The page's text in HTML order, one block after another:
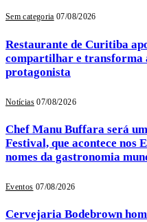
Sem categoria 07/08/2026
Restaurante de Curitiba
compartilhar e transforma
protagonista
Notícias 07/08/2026
Chef Manu Buffara será um
Festival, que acontece nos
nomes da gastronomia
Eventos 07/08/2026
Cervejaria Bodebrown